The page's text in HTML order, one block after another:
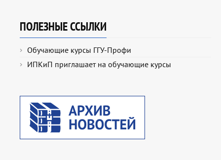
ПОЛЕЗНЫЕ ССЫЛКИ
Обучающие курсы ГГУ-Профи
ИПКиП приглашает на обучающие курсы